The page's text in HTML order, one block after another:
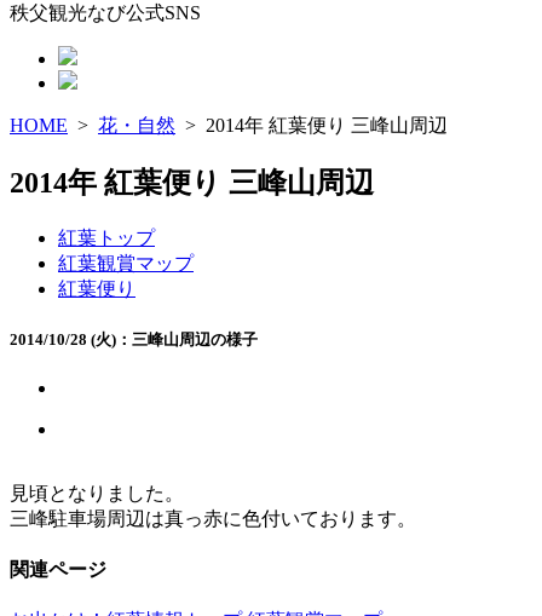
秩父観光なび公式SNS
HOME > 花・自然 > 2014年 紅葉便り 三峰山周辺
2014年 紅葉便り 三峰山周辺
紅葉トップ
紅葉観賞マップ
紅葉便り
2014/10/28 (火)：三峰山周辺の様子
見頃となりました。
三峰駐車場周辺は真っ赤に色付いております。
関連ページ